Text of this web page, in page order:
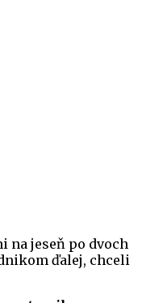
na jeseň po dvoch
ďalej, chceli